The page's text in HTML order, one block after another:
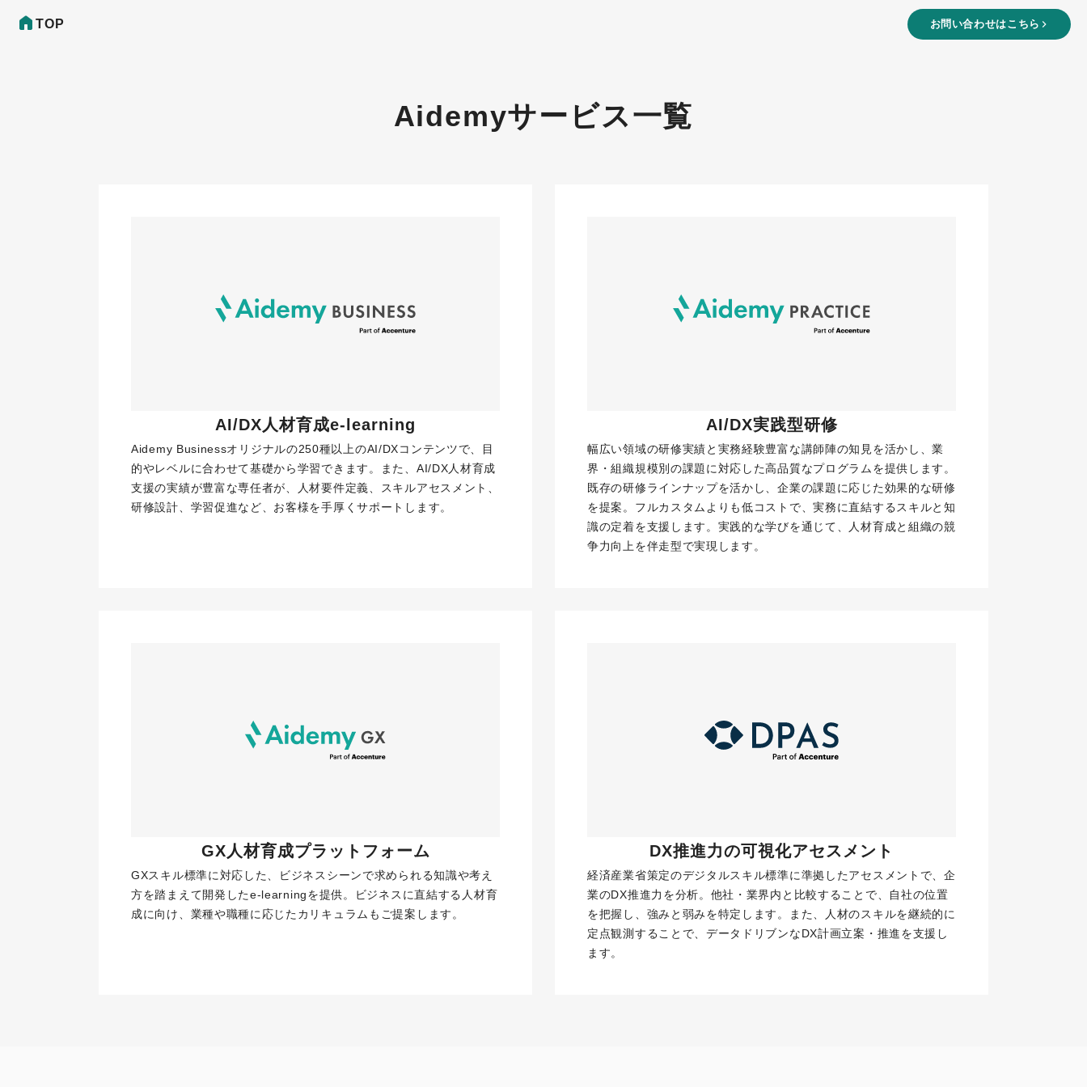
TOP お問い合わせはこちら
Aidemyサービス一覧
AI/DX人材育成e-learning
Aidemy Businessオリジナルの250種以上のAI/DXコンテンツで、目
的やレベルに合わせて基礎から学習できます。また、AI/DX人材育成
支援の実績が豊富な専任者が、人材要件定義、スキルアセスメント、
研修設計、学習促進など、お客様を手厚くサポートします。
AI/DX実践型研修
幅広い領域の研修実績と実務経験豊富な講師陣の知見を活かし、業
界・組織規模別の課題に対応した高品質なプログラムを提供します。
既存の研修ラインナップを活かし、企業の課題に応じた効果的な研修
を提案。フルカスタムよりも低コストで、実務に直結するスキルと知
識の定着を支援します。実践的な学びを通じて、人材育成と組織の競
争力向上を伴走型で実現します。
資料ダウンロード
GX人材育成プラットフォーム
GXスキル標準に対応した、ビジネスシーンで求められる知識や考え
方を踏まえて開発したe-learningを提供。ビジネスに直結する人材育
成に向け、業種や職種に応じたカリキュラムもご提案します。
DX推進力の可視化アセスメント
経済産業省策定のデジタルスキル標準に準拠したアセスメントで、企
業のDX推進力を分析。他社・業界内と比較することで、自社の位置
を把握し、強みと弱みを特定します。また、人材のスキルを継続的に
定点観測することで、データドリブンなDX計画立案・推進を支援し
ます。
資料ダウンロード